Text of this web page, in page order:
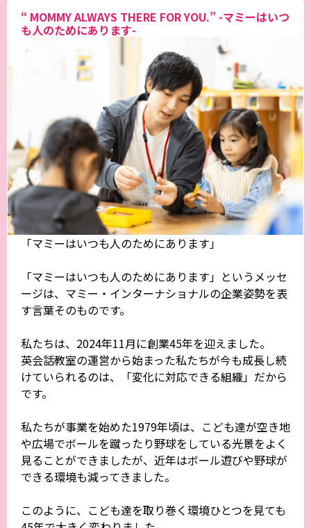
“ MOMMY ALWAYS THERE FOR YOU.” -マミーはいつ
も人のためにあります-
「マミーはいつも人のためにあります」
「マミーはいつも人のためにあります」というメッセ
ージは、マミー・インターナショナルの企業姿勢を表
す言葉そのものです。
私たちは、2024年11月に創業45年を迎えました。
英会話教室の運営から始まった私たちが今も成長し続
けていられるのは、「変化に対応できる組織」だから
です。
私たちが事業を始めた1979年頃は、こども達が空き地
や広場でボールを蹴ったり野球をしている光景をよく
見ることができましたが、近年はボール遊びや野球が
できる環境も減ってきました。
このように、こども達を取り巻く環境ひとつを見ても